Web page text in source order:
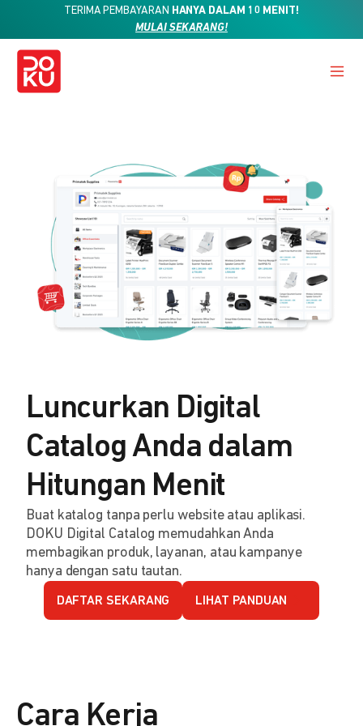
TERIMA PEMBAYARAN HANYA DALAM 10 MENIT!
MULAI SEKARANG!
Luncurkan Digital
Catalog Anda dalam
Hitungan Menit
Buat katalog tanpa perlu website atau aplikasi.
DOKU Digital Catalog memudahkan Anda
membagikan produk, layanan, atau kampanye
hanya dengan satu tautan.
DAFTAR SEKARANG LIHAT PANDUAN
Cara Kerja